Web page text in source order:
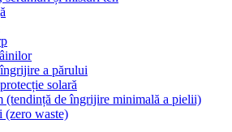
a părului
solară
(tendință de îngrijire minimală a pielii)
(zero waste)